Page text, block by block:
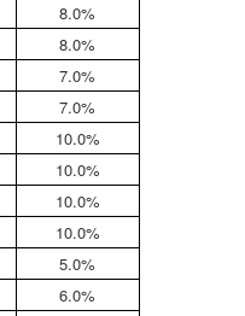
8.0%
8.0%
7.0%
7.0%
10.0%
10.0%
10.0%
10.0%
5.0%
6.0%